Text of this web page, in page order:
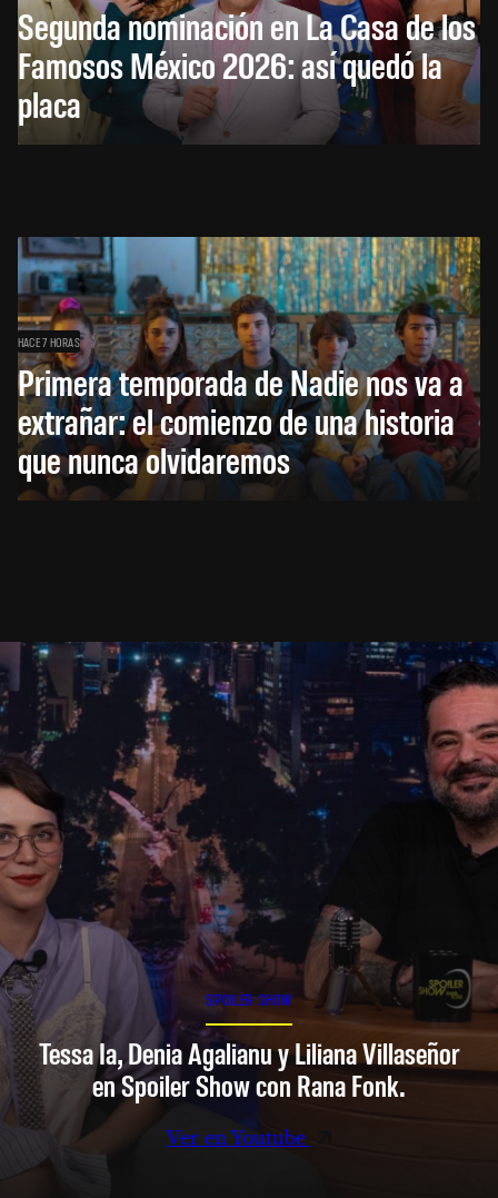
Segunda nominación en La Casa de los
Famosos México 2026: así quedó la
placa
HACE 7 HORAS
Primera temporada de Nadie nos va a
extrañar: el comienzo de una historia
que nunca olvidaremos
SPOILER SHOW
Tessa Ia, Denia Agalianu y Liliana Villaseñor
en Spoiler Show con Rana Fonk.
Ver en Youtube